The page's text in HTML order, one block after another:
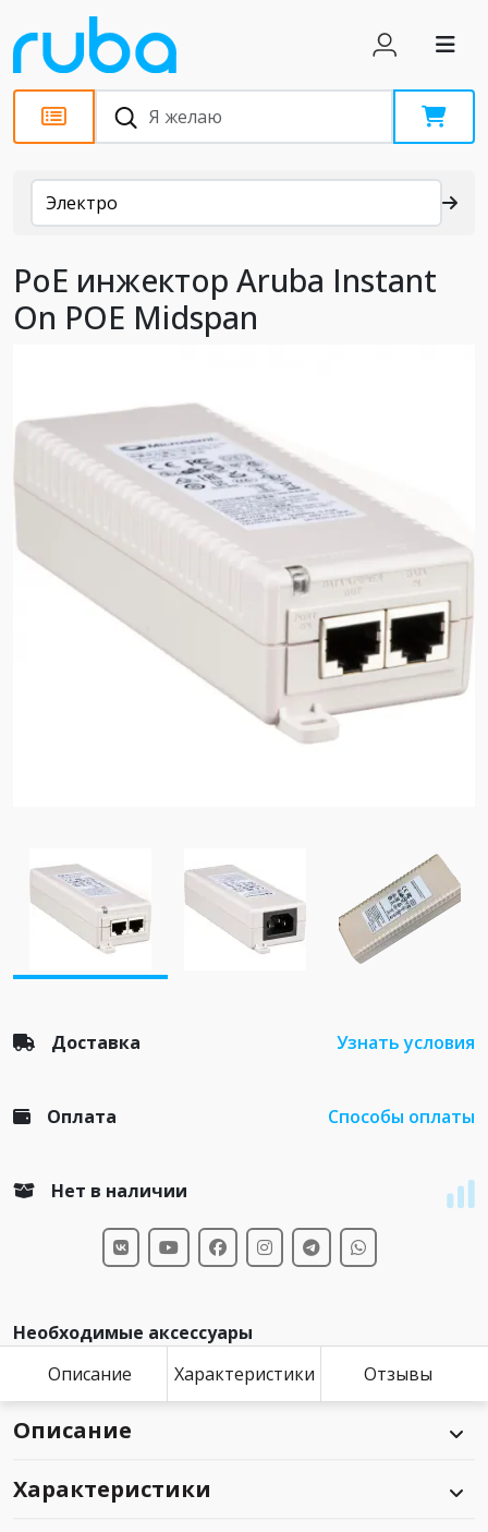
Каталог
Электро
PoE инжектор Aruba Instant
On POE Midspan
Доставка Узнать условия
Оплата Способы оплаты
Нет в наличии
Необходимые аксессуары
Описание
Характеристики Отзывы
Описание
Характеристики